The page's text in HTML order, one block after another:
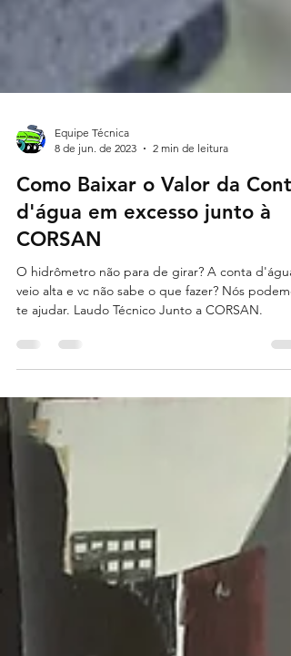
Equipe Técnica
8 de jun. de 2023
2 min de leitura
Como Baixar o Valor da Conta
d'água em excesso junto à
CORSAN
O hidrômetro não para de girar? A conta d'água
te ajudar. Laudo Técnico Junto a CORSAN.